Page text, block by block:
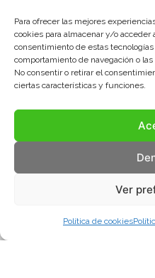
Para ofrecer las mejores
cookies para almacenar y/o acceder
consentimiento de estas
comportamiento de navegación o
No consentir o retirar el
ciertas características y funciones.
Ver
Política de cookies